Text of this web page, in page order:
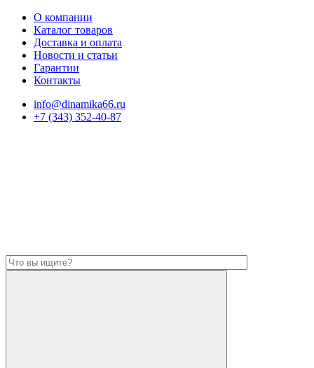
О компании
Каталог товаров
Доставка и оплата
Новости и статьи
Гарантии
Контакты
info@dinamika66.ru
+7 (343) 352-40-87